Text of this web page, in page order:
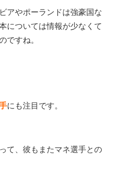
アやポーランドは強豪国な
については情報が少なくて
ですね。
にも注目です。
て、彼もまたマネ選手との